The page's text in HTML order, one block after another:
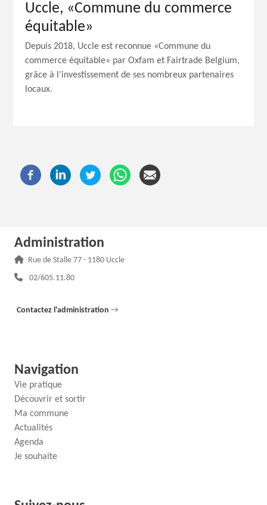
Uccle, «Commune du commerce
équitable»
Depuis 2018, Uccle est reconnue «Commune du
commerce équitable» par Oxfam et Fairtrade Belgium,
grâce à l'investissement de ses nombreux partenaires
locaux.
Administration
Adresse :
Rue de Stalle 77 - 1180 Uccle
Téléphone :
02/605.11.80
Contactez l'administration →
Navigation
Vie pratique
Découvrir et sortir
Ma commune
Actualités
Agenda
Je souhaite